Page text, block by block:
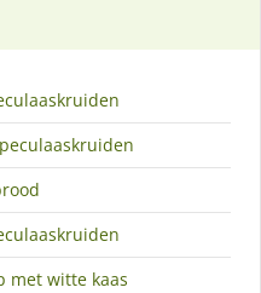
met witte kaas